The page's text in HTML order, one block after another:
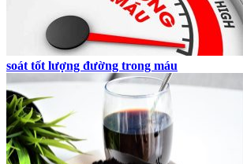
soát tốt lượng đường trong máu